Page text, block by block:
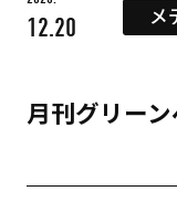
12.20 メ
月刊グリー